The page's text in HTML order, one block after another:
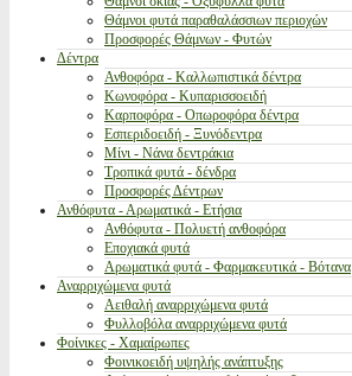
Θάμνοι φυτά παραθαλάσσιων περιοχών
Προσφορές Θάμνων - Φυτών
Δέντρα
Ανθοφόρα - Καλλωπιστικά δέντρα
Κωνοφόρα - Κυπαρισσοειδή
Καρποφόρα - Οπωροφόρα δέντρα
Εσπεριδοειδή - Ξυνόδεντρα
Μίνι - Νάνα δεντράκια
Τροπικά φυτά - δένδρα
Προσφορές Δέντρων
Ανθόφυτα - Αρωματικά - Ετήσια
Ανθόφυτα - Πολυετή ανθοφόρα
Εποχιακά φυτά
Αρωματικά φυτά - Φαρμακευτικά - Βότανα
Αναρριχώμενα φυτά
Αειθαλή αναρριχώμενα φυτά
Φυλλοβόλα αναρριχώμενα φυτά
Φοίνικες - Χαμαίρωπες
Φοινικοειδή υψηλής ανάπτυξης